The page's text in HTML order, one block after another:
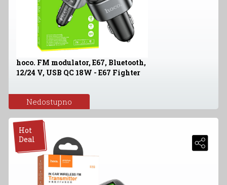
hoco. FM modulator, E67, Bluetooth,
12/24 V, USB QC 18W - E67 Fighter
Nedostupno
Hot
Deal